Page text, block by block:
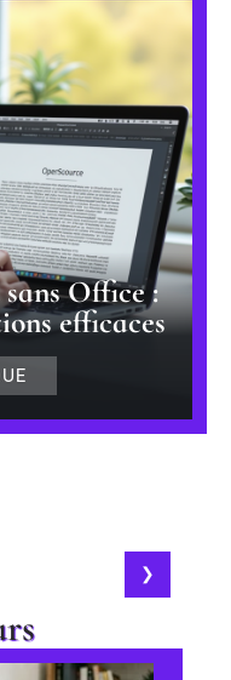
Office :
efficaces